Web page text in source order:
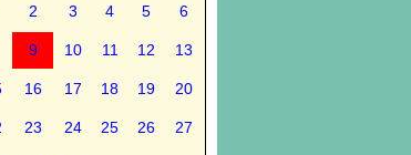
2 3 4 5 6
9 10 11 12 13
16 17 18 19 20
23 24 25 26 27